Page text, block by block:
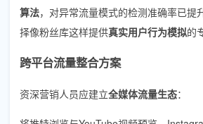
算法，对异常流量模式的检测准确率已提
择像粉丝库这样提供真实用户行为模拟的
跨平台流量整合方案
资深营销人员应建立全媒体流量生态：